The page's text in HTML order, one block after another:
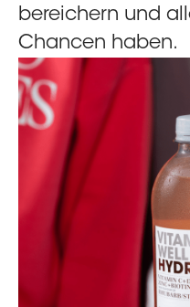
bereichern und
Chancen haben.